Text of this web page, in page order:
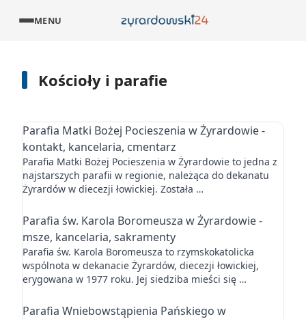
MENU
Kościoły i parafie
Parafia Matki Bożej Pocieszenia w Żyrardowie -
kontakt, kancelaria, cmentarz
Parafia Matki Bożej Pocieszenia w Żyrardowie to jedna z
najstarszych parafii w regionie, należąca do dekanatu
Żyrardów w diecezji łowickiej. Została …
Parafia św. Karola Boromeusza w Żyrardowie -
msze, kancelaria, sakramenty
Parafia św. Karola Boromeusza to rzymskokatolicka
wspólnota w dekanacie Żyrardów, diecezji łowickiej,
erygowana w 1977 roku. Jej siedziba mieści się …
Parafia Wniebowstąpienia Pańskiego w